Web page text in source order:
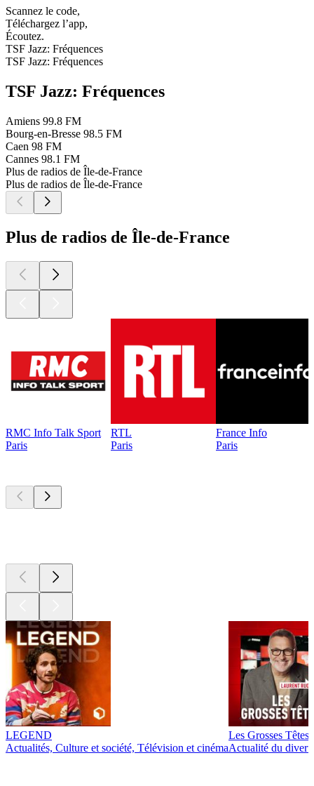
Scannez le code,
Téléchargez l’app,
Écoutez.
TSF Jazz: Fréquences
TSF Jazz: Fréquences
TSF Jazz: Fréquences
Amiens 99.8 FM
Bourg-en-Bresse 98.5 FM
Caen 98 FM
Cannes 98.1 FM
Plus de radios de Île-de-France
Plus de radios de Île-de-France
Plus de radios de Île-de-France
RMC Info Talk Sport
Paris
RTL
Paris
France Info
Paris
LEGEND
Actualités, Culture et société, Télévision et cinéma
Les Grosses Têtes
Actualité du